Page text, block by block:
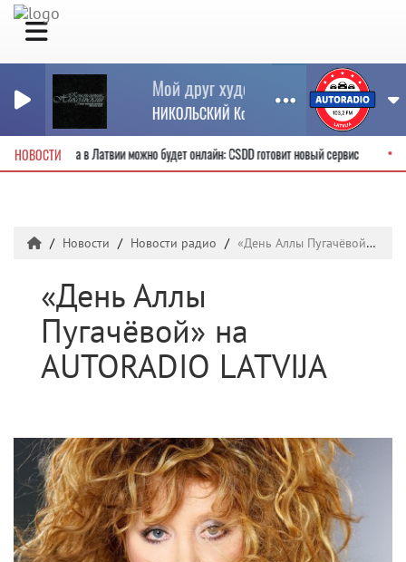
Мой друг художник и поэт
НИКОЛЬСКИЙ Константин
НОВОСТИправа в Латвии можно будет онлайн: CSDD готовит новый сервис
Новости Новости радио «День Аллы Пугачёвой» на AUTORADIO LATVIJA
«День Аллы
Пугачёвой» на
AUTORADIO LATVIJA